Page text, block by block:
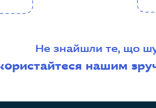
Не знайшли те, що
нашим